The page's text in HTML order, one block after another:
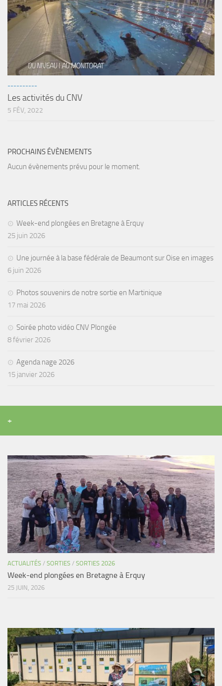
NAP / NEV
Agenda
Les Palmes du Lac
Résultats Compétitions
Section Matériel
----------
Les activités du CNV
5 FÉV, 2022
PROCHAINS ÉVÈNEMENTS
Aucun évènements prévu pour le moment.
ARTICLES RÉCENTS
Week-end plongées en Bretagne à Erquy
25 juin 2026
Une journée à la base fédérale de Beaumont sur Oise en images
6 juin 2026
Photos souvenirs de notre sortie en Martinique
17 mai 2026
Soirée photo vidéo CNV Plongée
8 février 2026
Agenda nage 2026
15 janvier 2026
+
ACTUALITÉS / SORTIES / SORTIES 2026
Week-end plongées en Bretagne à Erquy
25 JUIN, 2026